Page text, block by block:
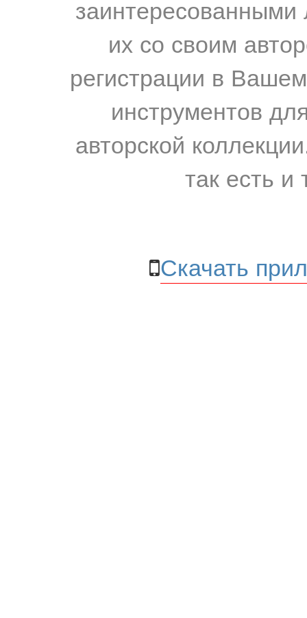
их со своим
регистрации в
инструментов
авторской
так есть и
Скачать